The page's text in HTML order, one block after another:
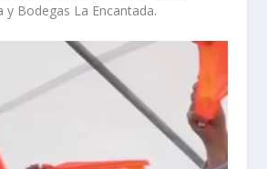
y Bodegas La Encantada.